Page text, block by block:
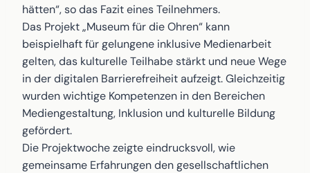
hätten“, so das Fazit eines Teilnehmers.
Das Projekt „Museum für die Ohren“ kann
beispielhaft für gelungene inklusive Medienarbeit
gelten, das kulturelle Teilhabe stärkt und neue Wege
in der digitalen Barrierefreiheit aufzeigt. Gleichzeitig
wurden wichtige Kompetenzen in den Bereichen
Mediengestaltung, Inklusion und kulturelle Bildung
gefördert.
Die Projektwoche zeigte eindrucksvoll, wie
gemeinsame Erfahrungen den gesellschaftlichen